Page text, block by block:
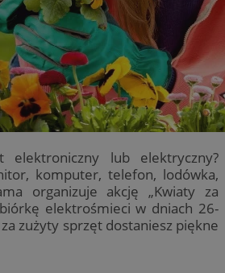
elektroniczny lub elektryczny?
komputer, telefon, lodówka,
organizuje akcję „Kwiaty za
elektrośmieci w dniach 26-
zużyty sprzęt dostaniesz piękne